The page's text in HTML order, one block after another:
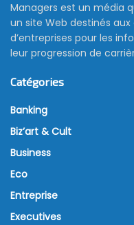
Managers est un média
un site Web destinés
d’entreprises pour les
leur progression de
Catégories
Banking
Biz’art & Cult
Business
Eco
Entreprise
Executives